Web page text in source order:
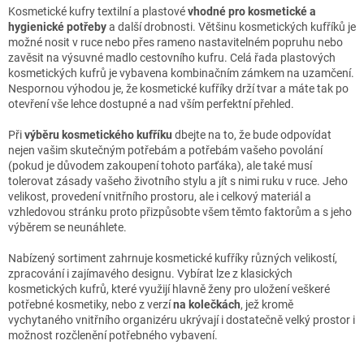
l
á
d
a
c
í
p
v
k
y
v
ý
p
u
Kosmetické kufry textilní a plastovévhodné pro kosmetické a
hygienické potřebya další drobnosti. Většinu kosmetických kufříků je
možné nosit v ruce nebo přes rameno nastavitelném popruhu nebo
zavěsit na výsuvné madlo cestovního kufru. Celá řada plastových
kosmetických kufrů je vybavena kombinačním zámkem na uzamčení.
Nespornou výhodou je, že kosmetické kufříky drží tvar a máte tak po
otevření vše lehce dostupné a nad vším perfektní přehled.
Přivýběru kosmetického kufříku dbejte na to, že bude odpovídat
nejen vašim skutečným potřebám a potřebám vašeho povolání
(pokud je důvodem zakoupení tohoto parťáka), ale také musí
tolerovat zásady vašeho životního stylu a jít s nimi ruku v ruce. Jeho
velikost, provedení vnitřního prostoru, ale i celkový materiál a
vzhledovou stránku proto přizpůsobte všem těmto faktorům a s jeho
výběrem se neunáhlete.
Nabízený sortiment zahrnuje kosmetické kufříky různých velikostí,
zpracování i zajímavého designu. Vybírat lze z klasických
kosmetických kufrů, které využijí hlavně ženy pro uložení veškeré
potřebné kosmetiky, nebo z verzína kolečkách, jež kromě
vychytaného vnitřního organizéru ukrývají i dostatečně velký prostor i
možnost rozčlenění potřebného vybavení.